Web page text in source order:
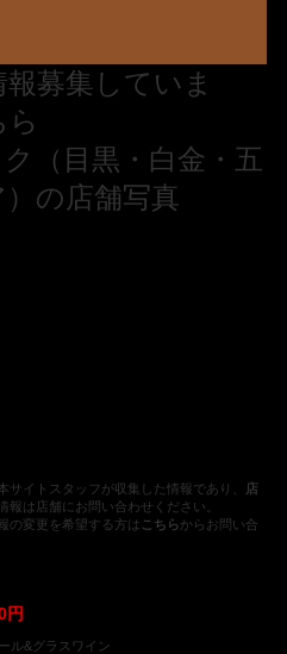
募集していま
サイトスタッフが収集した情報であり、
店
報は店舗にお問い合わせください。
の変更を希望する方は こちらからお問い合
円
ル&グラスワイン